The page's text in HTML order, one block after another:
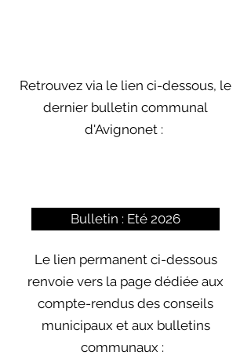
Retrouvez via le lien ci-dessous, le
dernier bulletin communal
d'Avignonet :
Bulletin : Eté 2026
Le lien permanent ci-dessous
renvoie vers la page dédiée aux
compte-rendus des conseils
municipaux et aux bulletins
communaux :